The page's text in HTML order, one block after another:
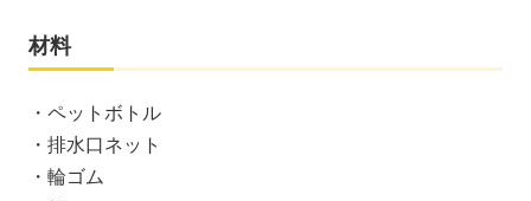
材料
・ペットボトル
・排水口ネット
・輪ゴム